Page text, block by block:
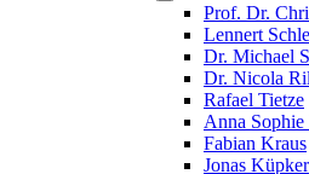
Prof. Dr.
Lennert
Dr. Michael
Dr. Nicola
Rafael Tietze
Anna
Fabian Kraus
Jonas Küpker